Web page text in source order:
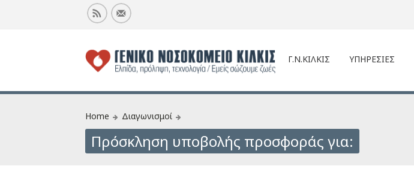
Γ.Ν.ΚΙΛΚΙΣ ΥΠΗΡΕΣΙΕΣ
Home Διαγωνισμοί
Πρόσκληση υποβολής προσφοράς για: